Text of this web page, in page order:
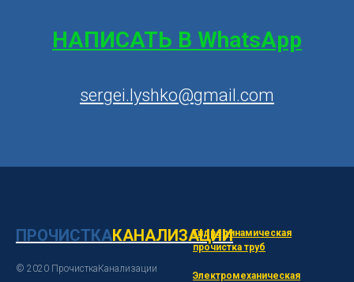
НАПИСАТЬ В WhatsApp
sergei.lyshko@gmail.com
ПРОЧИСТКАКАНАЛИЗАЦИИ
© 2020 ПрочисткаКанализации
Гидродинамическая
прочистка труб
Электромеханическая